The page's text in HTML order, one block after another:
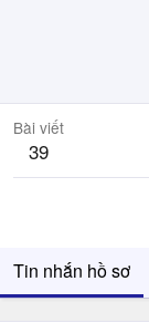
Bài viết
39
Tin nhắn hồ sơ